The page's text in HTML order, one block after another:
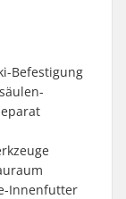
Befestigung
Innenfutter